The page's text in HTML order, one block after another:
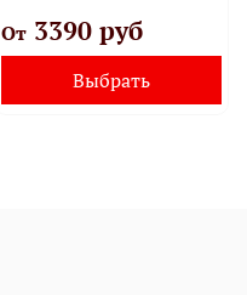
От3390 руб
Выбрать